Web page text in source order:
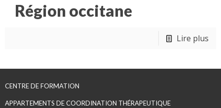
Région occitane
Lire plus
CENTRE DE FORMATION
APPARTEMENTS DE COORDINATION THÉRAPEUTIQUE